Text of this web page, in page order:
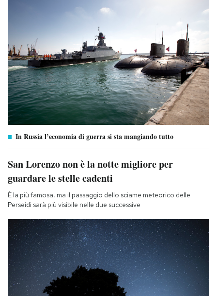
In Russia l’economia di guerra si sta mangiando tutto
San Lorenzo non è la notte migliore per
guardare le stelle cadenti
È la più famosa, ma il passaggio dello sciame meteorico delle
Perseidi sarà più visibile nelle due successive